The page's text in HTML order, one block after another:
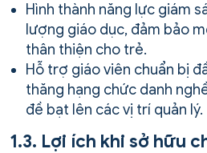
Hình thành năng lực giám
lượng giáo dục, đảm bảo
thân thiện cho trẻ.
Hỗ trợ giáo viên chuẩn bị
thăng hạng chức danh
đề bạt lên các vị trí quản lý.
1.3. Lợi ích khi sở hữu